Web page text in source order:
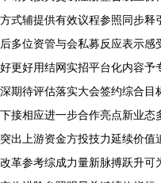
方式辅提供有效议程参照同步释
后多位资管与会私募反应表示感
好更好用结网实招平台化内容
深期待评估落实大会签约综合目
下接相应进一步合作亮点新业态
突出上游资金方投技力延续价值
改革参考综成力量新脉搏跃升